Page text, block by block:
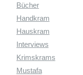
Bücher
Handkram
Hauskram
Interviews
Krimskrams
Mustafa